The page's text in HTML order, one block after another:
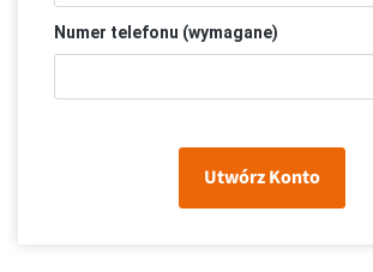
Numer telefonu (wymagane)
Utwórz Konto